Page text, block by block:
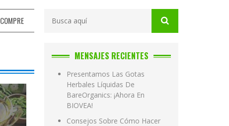
COMPRE
MENSAJES RECIENTES
Presentamos Las Gotas
Herbales Líquidas De
BareOrganics: ¡Ahora En
BIOVEA!
Consejos Sobre Cómo Hacer